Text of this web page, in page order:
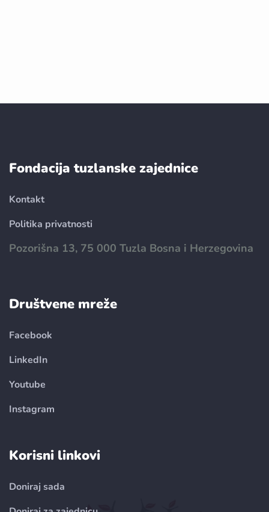
Fondacija tuzlanske zajednice
Kontakt
Politika privatnosti
Pozorišna 13, 75 000 Tuzla Bosna i Herzegovina
Društvene mreže
Facebook
LinkedIn
Youtube
Instagram
Korisni linkovi
Doniraj sada